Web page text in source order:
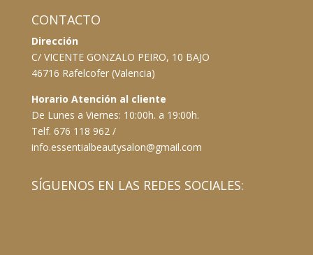
CONTACTO
Dirección
C/ VICENTE GONZALO PEIRO, 10 BAJO
46716 Rafelcofer (Valencia)
Horario Atención al cliente
De Lunes a Viernes: 10:00h. a 19:00h.
Telf. 676 118 962 /
info.essentialbeautysalon@gmail.com
SÍGUENOS EN LAS REDES SOCIALES: